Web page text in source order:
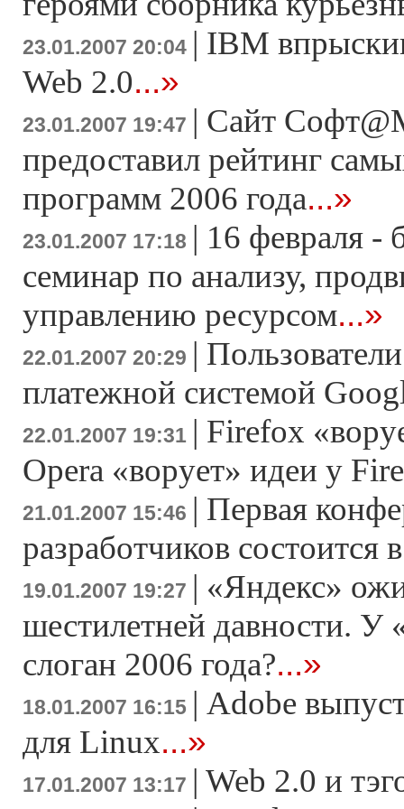
23.01.2007 20:04 | IBM
Web 2.0...»
23.01.2007 19:47 | Сайт
предоставил рейтинг
программ 2006 года...»
23.01.2007 17:18 | 16 февраля -
семинар по анализу,
управлению ресурсом...»
22.01.2007 20:29 |
платежной системой
22.01.2007 19:31 | Firefox
Opera «ворует» идеи у
21.01.2007 15:46 | Первая
разработчиков состоится
19.01.2007 19:27 | «Яндекс»
шестилетней давности. У
слоган 2006 года?...»
18.01.2007 16:15 | Adobe
для Linux...»
17.01.2007 13:17 | Web 2.0 и